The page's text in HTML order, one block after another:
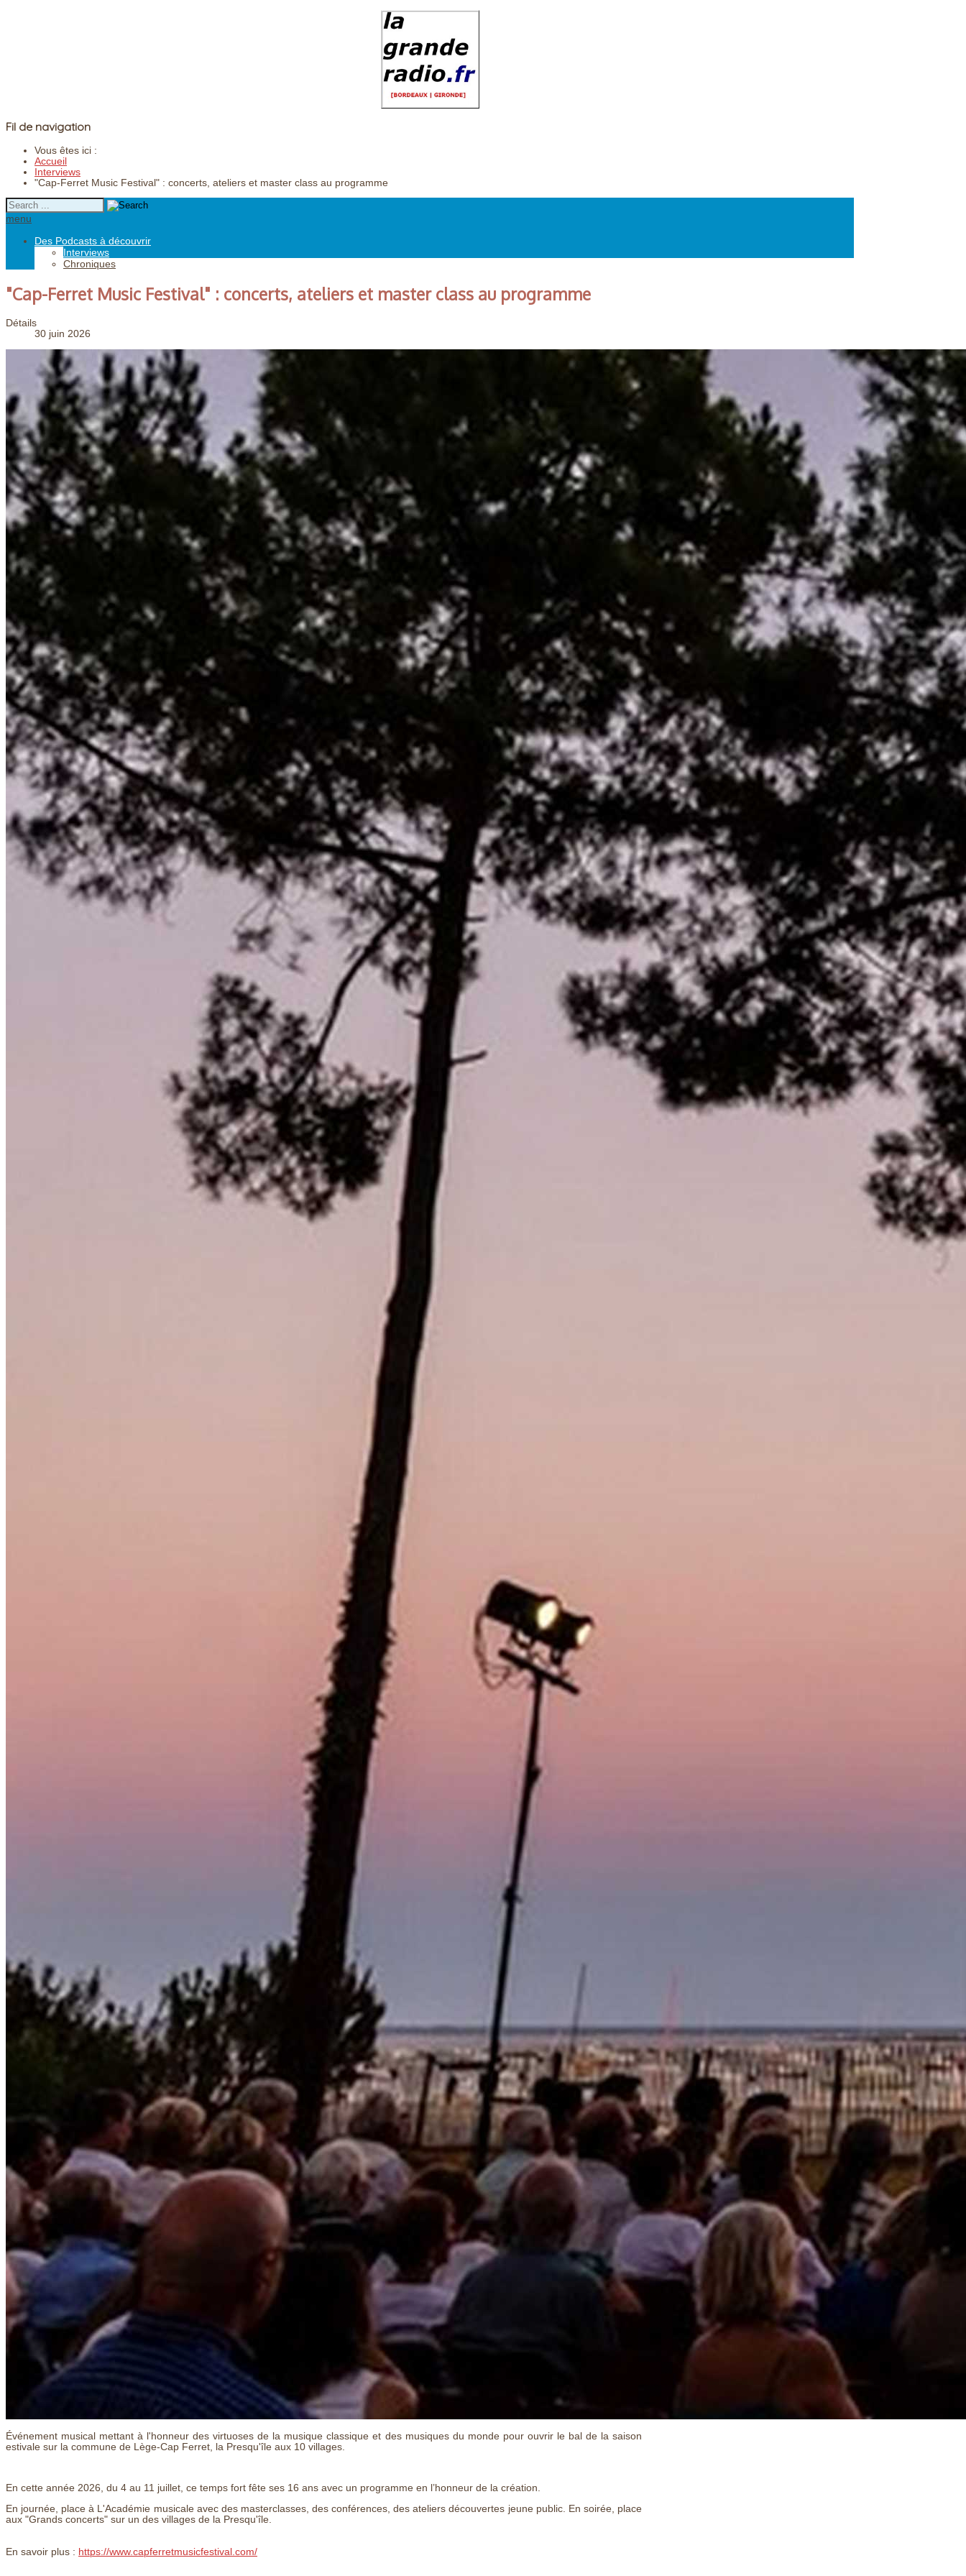
Fil de navigation
Vous êtes ici :
Accueil
Interviews
"Cap-Ferret Music Festival" : concerts, ateliers et master class au programme
menu
Des Podcasts à découvrir
Interviews
Chroniques
"Cap-Ferret Music Festival" : concerts, ateliers et master class au programme
Détails
30 juin 2026
Événement musical mettant à l'honneur des virtuoses de la musique classique et des musiques du monde pour ouvrir le bal de la saison
estivale sur la commune de Lège-Cap Ferret, la Presqu'île aux 10 villages.
En cette année 2026, du 4 au 11 juillet, ce temps fort fête ses 16 ans avec un programme en l’honneur de la création.
En journée, place à L'Académie musicale avec des masterclasses, des conférences, des ateliers découvertes jeune public. En soirée, place
aux "Grands concerts" sur un des villages de la Presqu'île.
En savoir plus : https://www.capferretmusicfestival.com/